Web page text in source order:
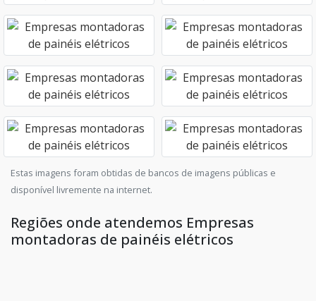
Estas imagens foram obtidas de bancos de imagens públicas e
disponível livremente na internet.
Regiões onde atendemos Empresas
montadoras de painéis elétricos